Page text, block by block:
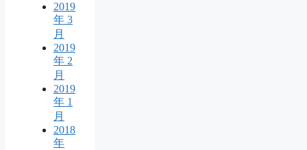
2019
年 3
月
2019
年 2
月
2019
年 1
月
2018
年